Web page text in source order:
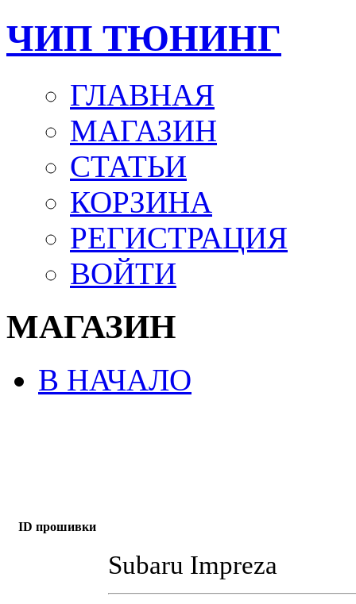
ЧИП ТЮНИНГ
ГЛАВНАЯ
МАГАЗИН
СТАТЬИ
КОРЗИНА
РЕГИСТРАЦИЯ
ВОЙТИ
МАГАЗИН
В НАЧАЛО
ID прошивки
Subaru Impreza